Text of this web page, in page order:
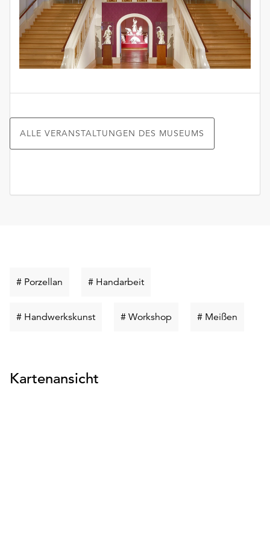
ALLE VERANSTALTUNGEN DES MUSEUMS
# Porzellan Schlüsselwort
# HandarbeitSchlüsselwort
# HandwerkskunstSchlüsselwort
# WorkshopSchlüsselwort
# Meißen
Kartenansicht